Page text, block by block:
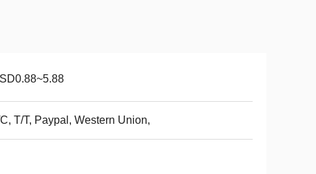
C, T/T, Paypal, Western Union,